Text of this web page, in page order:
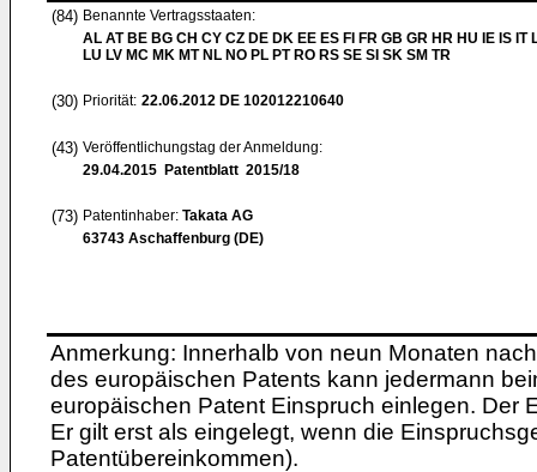
(84) Benannte Vertragsstaaten:
AL AT BE BG CH CY CZ DE DK EE ES FI FR GB GR HR HU IE IS IT
LU LV MC MK MT NL NO PL PT RO RS SE SI SK SM TR
(30) Priorität: 22.06.2012 DE 102012210640
(43) Veröffentlichungstag der Anmeldung:
29.04.2015 Patentblatt 2015/18
(73) Patentinhaber: Takata AG
63743 Aschaffenburg (DE)
Anmerkung: Innerhalb von neun Monaten
des europäischen Patents kann jedermann
europäischen Patent Einspruch einlegen. Der
Er gilt erst als eingelegt, wenn die
Patentübereinkommen).